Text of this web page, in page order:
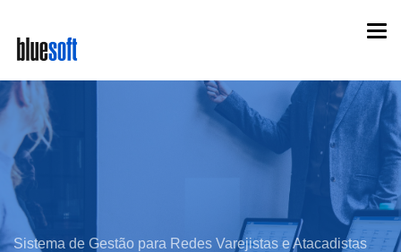
main
content
Sistema de Gestão para Redes Varejistas e Atacadistas